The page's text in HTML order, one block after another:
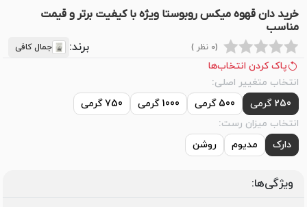
خرید دان قهوه میکس روبوستا ویژه با کیفیت برتر و قیمت
مناسب
(0 نظر ) برند: جمال کافی
پاک کردن انتخاب‌ها
انتخاب متغییر اصلی:
250 گرمی
500 گرمی 1000 گرمی
750 گرمی
انتخاب میزان رست:
دارک
مدیوم روشن
ویژگی‌ها: